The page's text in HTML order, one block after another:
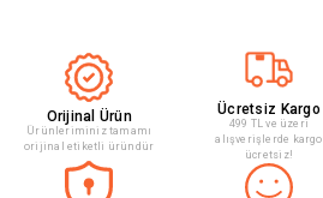
Orijinal Ürün
Ürünleriminiz tamamı
orijinal etiketli üründür
Ücretsiz Kargo
499 TL ve üzeri
alışverişlerde kargo
ücretsiz!